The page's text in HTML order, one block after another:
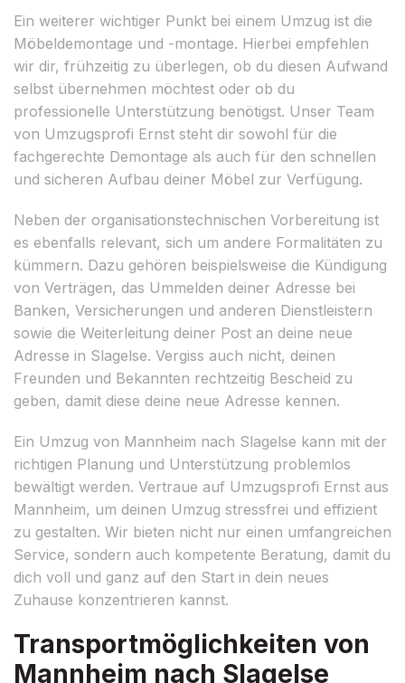
Ein weiterer wichtiger Punkt bei einem Umzug ist die
Möbeldemontage und -montage. Hierbei empfehlen
wir dir, frühzeitig zu überlegen, ob du diesen Aufwand
selbst übernehmen möchtest oder ob du
professionelle Unterstützung benötigst. Unser Team
von Umzugsprofi Ernst steht dir sowohl für die
fachgerechte Demontage als auch für den schnellen
und sicheren Aufbau deiner Möbel zur Verfügung.
Neben der organisationstechnischen Vorbereitung ist
es ebenfalls relevant, sich um andere Formalitäten zu
kümmern. Dazu gehören beispielsweise die Kündigung
von Verträgen, das Ummelden deiner Adresse bei
Banken, Versicherungen und anderen Dienstleistern
sowie die Weiterleitung deiner Post an deine neue
Adresse in Slagelse. Vergiss auch nicht, deinen
Freunden und Bekannten rechtzeitig Bescheid zu
geben, damit diese deine neue Adresse kennen.
Ein Umzug von Mannheim nach Slagelse kann mit der
richtigen Planung und Unterstützung problemlos
bewältigt werden. Vertraue auf Umzugsprofi Ernst aus
Mannheim, um deinen Umzug stressfrei und effizient
zu gestalten. Wir bieten nicht nur einen umfangreichen
Service, sondern auch kompetente Beratung, damit du
dich voll und ganz auf den Start in dein neues
Zuhause konzentrieren kannst.
Transportmöglichkeiten von
Mannheim nach Slagelse